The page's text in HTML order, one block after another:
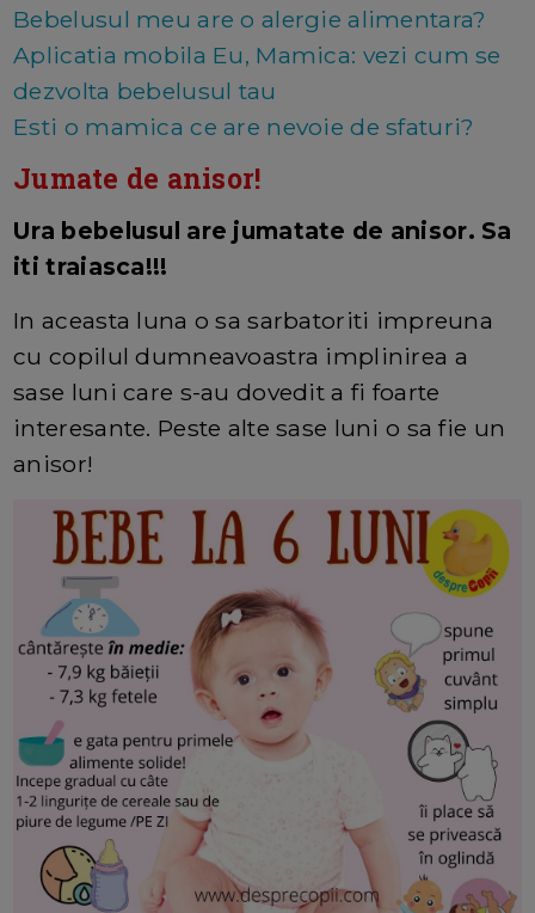
Bebelusul meu are o alergie alimentara?
Aplicatia mobila Eu, Mamica: vezi cum se
dezvolta bebelusul tau
Esti o mamica ce are nevoie de sfaturi?
Jumate de anisor!
Ura bebelusul are jumatate de anisor. Sa
iti traiasca!!!
In aceasta luna o sa sarbatoriti impreuna
cu copilul dumneavoastra implinirea a
sase luni care s-au dovedit a fi foarte
interesante. Peste alte sase luni o sa fie un
anisor!